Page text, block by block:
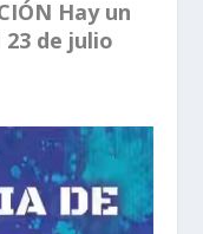
Hay un
de julio